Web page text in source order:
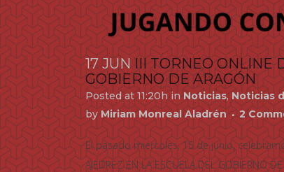
17 JUN III TORNEO ONLINE
GOBIERNO DE ARAGÓN
Posted at 11:20hinNoticias,Noticias
byMiriam Monreal Aladrén 2
El pasado miércoles, 15 de junio,
AJEDREZ EN LA ESCUELA DEL